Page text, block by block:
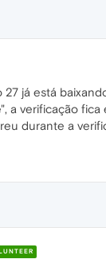
27 já está
a verificação
durante a